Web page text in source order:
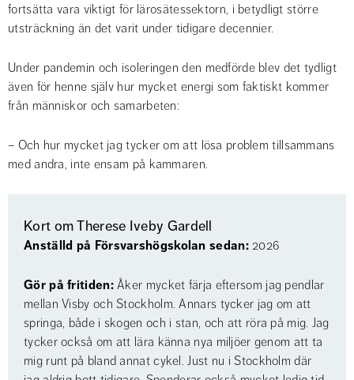
fortsätta vara viktigt för lärosätessektorn, i betydligt större
utsträckning än det varit under tidigare decennier.
Under pandemin och isoleringen den medförde blev det tydligt
även för henne själv hur mycket energi som faktiskt kommer
från människor och samarbeten:
– Och hur mycket jag tycker om att lösa problem tillsammans
med andra, inte ensam på kammaren.
Kort om Therese Iveby Gardell
Anställd på Försvarshögskolan sedan: 2026
Gör på fritiden: Åker mycket färja eftersom jag pendlar
mellan Visby och Stockholm. Annars tycker jag om att
springa, både i skogen och i stan, och att röra på mig. Jag
tycker också om att lära känna nya miljöer genom att ta
mig runt på bland annat cykel. Just nu i Stockholm där